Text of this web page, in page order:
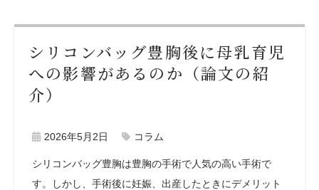
シリコンバッグ豊胸後に母乳育児
への影響があるのか（論文の紹
介）
2026年5月2日 コラム
シリコンバッグ豊胸は豊胸の手術で人気の高い手術で
す。しかし、手術後に妊娠、出産したときにデメリット